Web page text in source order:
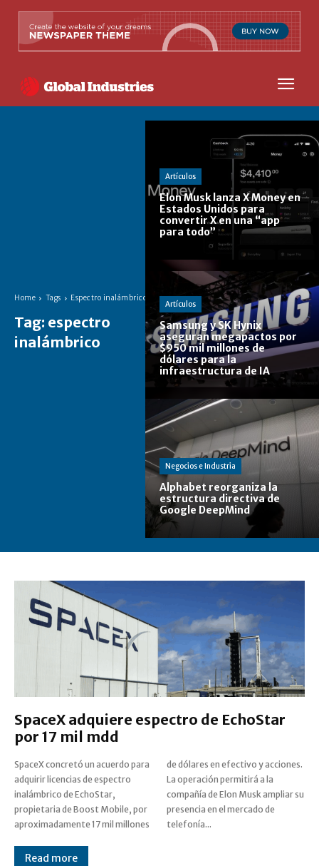
Home Tags Espectro inalámbrico
Tag: espectro
inalámbrico
Artículos
Elon Musk lanza X Money en
Estados Unidos para
convertir X en una “app
para todo”
Artículos
Samsung y SK Hynix
aseguran megapactos por
$950 mil millones de
dólares para la
infraestructura de IA
Negocios e Industria
Alphabet reorganiza la
estructura directiva de
Google DeepMind
SpaceX adquiere espectro de EchoStar
por 17 mil mdd
SpaceX concretó un acuerdo para
adquirir licencias de espectro
inalámbrico de EchoStar,
propietaria de Boost Mobile, por
aproximadamente 17 mil millones
de dólares en efectivo y acciones.
La operación permitirá a la
compañía de Elon Musk ampliar su
presencia en el mercado de
telefonía...
Read more